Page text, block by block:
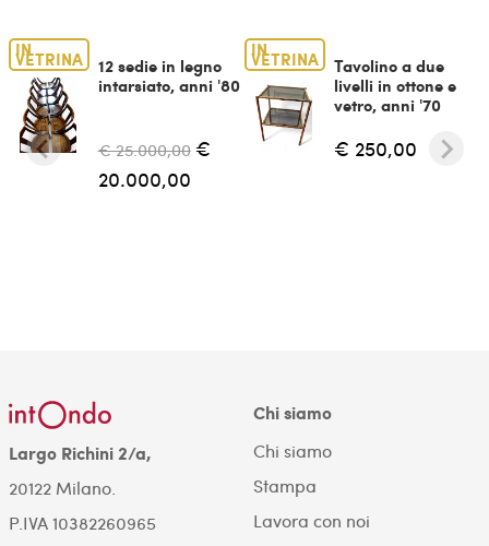
IN
VETRINA
12 sedie in legno
intarsiato, anni '80
€ 25.000,00 €
20.000,00
IN
VETRINA
Tavolino a due
livelli in ottone e
vetro, anni '70
€ 250,00
Largo Richini 2/a,
20122 Milano.
P.IVA 10382260965
Chi siamo
Chi siamo
Stampa
Lavora con noi